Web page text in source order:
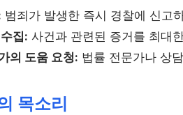
범죄가 발생한 즉시 경찰에 신고
집: 사건과 관련된 증거를 최대
의 도움 요청: 법률 전문가나 상
목소리